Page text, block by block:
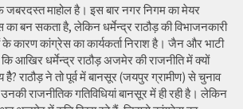
जबरदस्त माहोल है। इस बार नगर निगम का मेयर
का बन सकता है, लेकिन धर्मेन्द्र राठौड़ की विभाजनकारी
के कारण कांग्रेस का कार्यकर्ता निराश है। जैन और भाटी
आखिर धर्मेन्द्र राठौड़ अजमेर की राजनीति में क्यों
राठौड़ ने तो पूर्व में बानसूर (जयपुर ग्रामीण) से चुनाव
राजनीतिक गतिविधियां बानसूर में ही रही है। लेकिन